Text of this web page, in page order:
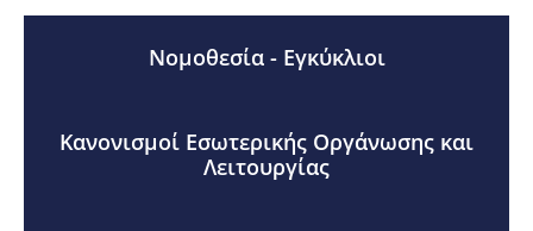
Νομοθεσία - Εγκύκλιοι
Κανονισμοί Εσωτερικής Οργάνωσης και
Λειτουργίας